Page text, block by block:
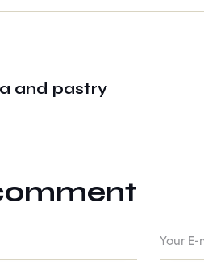
and pastry